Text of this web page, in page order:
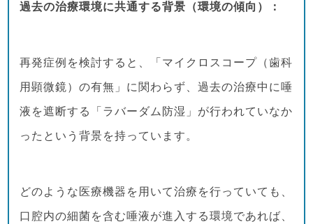
過去の治療環境に共通する背景（環境の傾向）：
再発症例を検討すると、「マイクロスコープ（歯科
用顕微鏡）の有無」に関わらず、過去の治療中に唾
液を遮断する「ラバーダム防湿」が行われていなか
ったという背景を持っています。
どのような医療機器を用いて治療を行っていても、
口腔内の細菌を含む唾液が進入する環境であれば、